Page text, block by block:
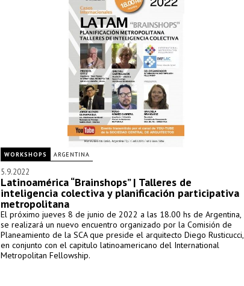
WORKSHOPS ARGENTINA
5.9.2022
Latinoamérica “Brainshops” | Talleres de
inteligencia colectiva y planificación participativa
metropolitana
El próximo jueves 8 de junio de 2022 a las 18.00 hs de Argentina,
se realizará un nuevo encuentro organizado por la Comisión de
Planeamiento de la SCA que preside el arquitecto Diego Rusticucci,
en conjunto con el capitulo latinoamericano del International
Metropolitan Fellowship.